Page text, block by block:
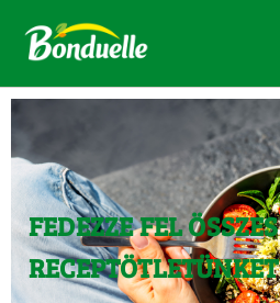
FEDEZZE FEL ÖSSZES
RECEPTÖTLETÜNKET